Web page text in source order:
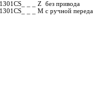
_ _ Z без привода
_ _ M с ручной